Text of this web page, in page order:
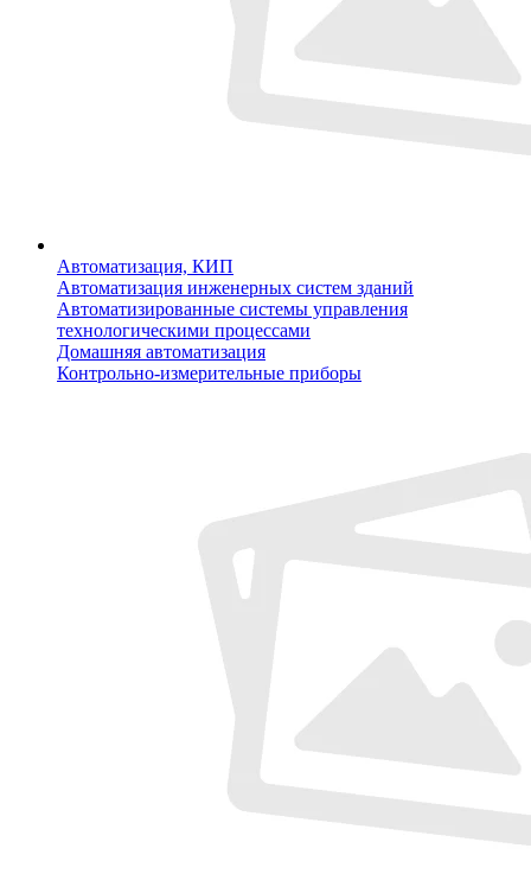
Автоматизация, КИП
Автоматизация инженерных систем зданий
Автоматизированные системы управления
технологическими процессами
Домашняя автоматизация
Контрольно-измерительные приборы